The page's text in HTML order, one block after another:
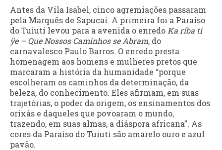
Antes da Vila Isabel, cinco agremiações passaram
pela Marquês de Sapucaí. A primeira foi a Paraíso
do Tuiuti levou para a avenida o enredo Ka ríba tí
ÿe – Que Nossos Caminhos se Abram, do
carnavalesco Paulo Barros. O enredo presta
homenagem aos homens e mulheres pretos que
marcaram a história da humanidade “porque
escolheram os caminhos da determinação, da
beleza, do conhecimento. Eles afirmam, em suas
trajetórias, o poder da origem, os ensinamentos dos
orixás e daqueles que povoaram o mundo,
trazendo, em suas almas, a diáspora africana”. As
cores da Paraíso do Tuiuti são amarelo ouro e azul
pavão.